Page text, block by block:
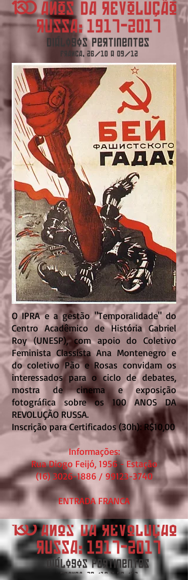
O IPRA e a gestão "Temporalidade" do
Centro Acadêmico de História Gabriel
Roy (UNESP), com apoio do Coletivo
Feminista Classista Ana Montenegro e
do coletivo Pão e Rosas convidam os
interessados para o ciclo de debates,
mostra de cinema e exposição
fotográfica sobre os 100 ANOS DA
REVOLUÇÃO RUSSA.
Inscrição para Certificados (30h): R$10,00
Informações:
Rua Diogo Feijó, 1956 - Estação
(16) 3026-1886/ 99123-3740
ENTRADA FRANCA